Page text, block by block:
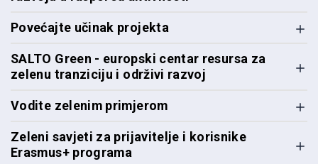
Povećajte učinak projekta
SALTO Green - europski centar resursa za
zelenu tranziciju i održivi razvoj
Vodite zelenim primjerom
Zeleni savjeti za prijavitelje i korisnike
Erasmus+ programa